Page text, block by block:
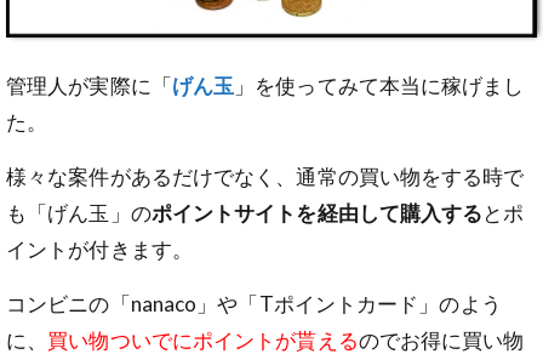
管理人が実際に「げん玉 」を使ってみて本当に稼げまし
た。
様々な案件があるだけでなく、通常の買い物をする時で
も「げん玉」のポイントサイトを経由して購入するとポ
イントが付きます。
コンビニの「nanaco」や「Tポイントカード」のよう
に、 買い物ついでにポイントが貰えるのでお得に買い物